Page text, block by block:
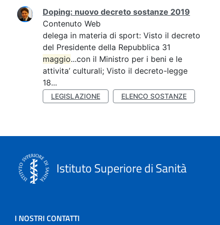
Ricerca
Doping: nuovo decreto sostanze 2019
Contenuto Web
delega in materia di sport: Visto il decreto
del Presidente della Repubblica 31
maggio...con il Ministro per i beni e le
attivita’ culturali; Visto il decreto-legge
18...
LEGISLAZIONE ELENCO SOSTANZE
Istituto Superiore di Sanità
I NOSTRI CONTATTI